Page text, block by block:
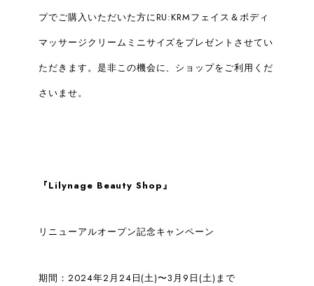
プでご購入いただいた方にRU:KRMフェイス＆ボディ
マッサージクリームミニサイズをプレゼントさせてい
ただきます。是非この機会に、ショップをご利用くだ
さいませ。
『Lilynage Beauty Shop』
リニューアルオープン記念キャンペーン
期間：2024年2月24日(土)〜3月9日(土)まで